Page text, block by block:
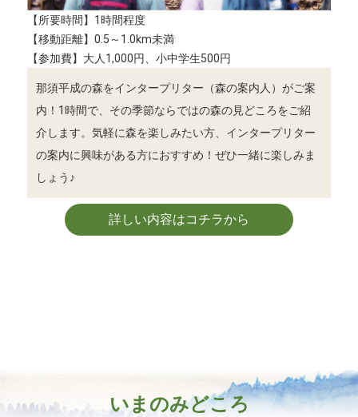
【所要時間】1時間程度
【移動距離】0.5～1.0km未満
【参加費】大人1,000円、小中学生500円
那須平成の森をインタープリター（森の案内人）がご案
内！1時間で、その季節ならではの森の見どころをご紹
介します。気軽に森を楽しみたい方、インタープリター
の案内に興味がある方におすすめ！ぜひ一緒に楽しみま
しょう♪
詳しい内容はコチラから
いまのみどころ